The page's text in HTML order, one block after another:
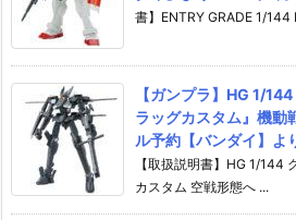
書】ENTRY GRADE 1/
【ガンプラ】HG 1/
ラッグカスタム』機
ル予約【バンダイ】
【取扱説明書】HG 1/144
カスタム 空戦形態へ ...